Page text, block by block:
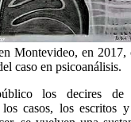
Montevideo, en 2017,
caso en psicoanálisis.
los decires de
casos, los escritos